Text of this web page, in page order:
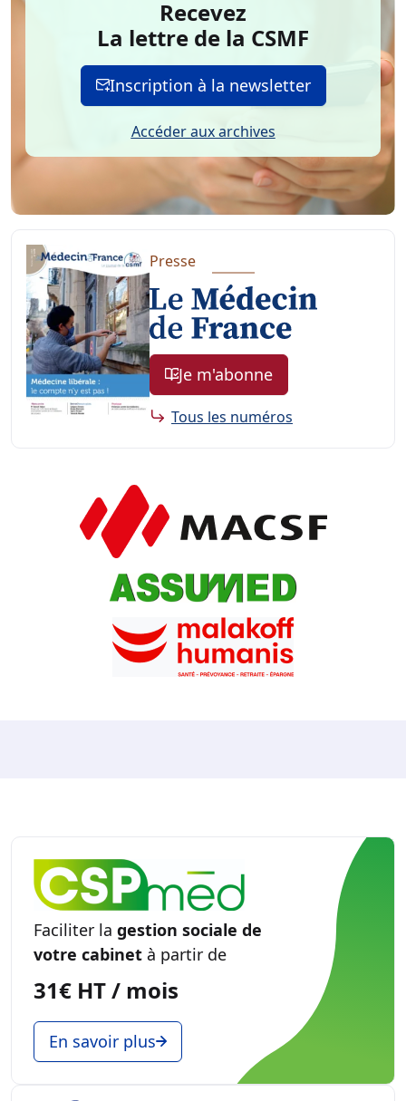
Recevez
La lettre de la CSMF
Inscription à la newsletter
Accéder aux archives
Presse
Je m'abonne
Tous les numéros
Faciliter la gestion sociale de
votre cabinet à partir de
31€ HT / mois
En savoir plus